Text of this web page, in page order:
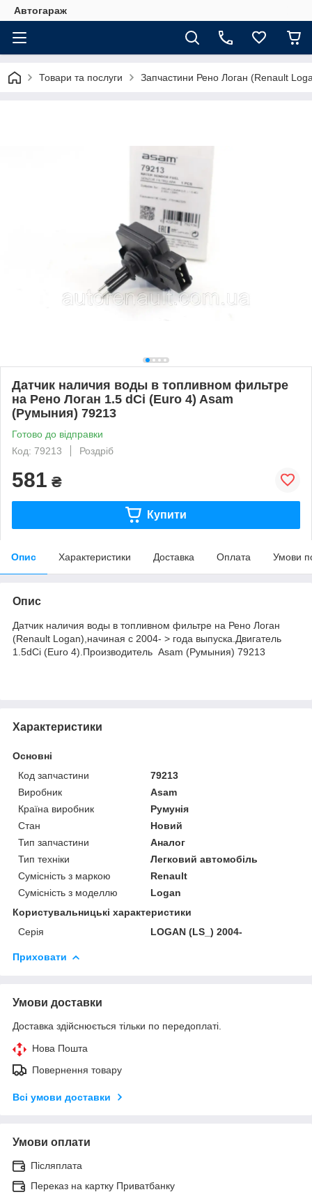
Автогараж
Товари та послуги Запчастини Рено Логан (Renault
Датчик наличия воды в топливном фильтре
на Рено Логан 1.5 dCi (Euro 4) Asam
(Румыния) 79213
Готово до відправки
Код: 79213
Роздріб
581 ₴
Купити
Опис Характеристики Доставка Оплата Умови
Опис
Датчик наличия воды в топливном фильтре на Рено Логан
(Renault Logan),начиная с 2004- > года выпуска.Двигатель
1.5dCi (Euro 4).Производитель Asam (Румыния) 79213
Характеристики
Основні
Код запчастини
79213
Виробник
Asam
Країна виробник
Румунія
Стан
Новий
Тип запчастини
Аналог
Тип техніки
Легковий автомобіль
Сумісність з маркою
Renault
Сумісність з моделлю
Logan
Користувальницькі характеристики
Серія
LOGAN (LS_) 2004-
Приховати
Умови доставки
Доставка здійснюється тільки по передоплаті.
Нова Пошта
Повернення товару
Всі умови доставки
Умови оплати
Післяплата
Переказ на картку Приватбанку